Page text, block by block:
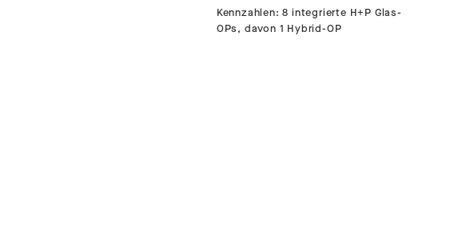
Kennzahlen: 8 integrierte H+P Glas-
OPs, davon 1 Hybrid-OP